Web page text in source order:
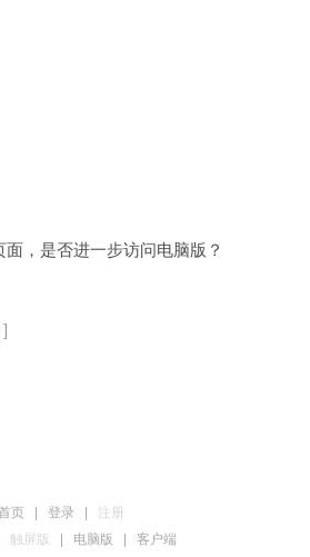
，是否进一步访问电脑版？
页 登录
注册
触屏版 电脑版
客户端